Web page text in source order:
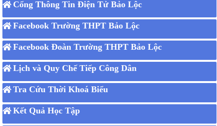
Cổng Thông Tin Điện Tử Bảo Lộc
Facebook Trường THPT Bảo Lộc
Facebook Đoàn Trường THPT Bảo Lộc
Lịch và Quy Chế Tiếp Công Dân
Tra Cứu Thời Khoá Biểu
Kết Quả Học Tập